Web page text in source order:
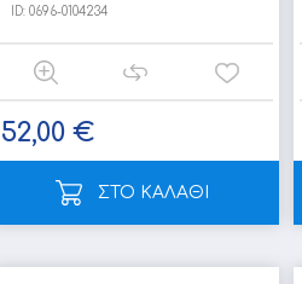
ID:0696-0104234
52,00 €
ΣΤΟ ΚΑΛΑΘΙ